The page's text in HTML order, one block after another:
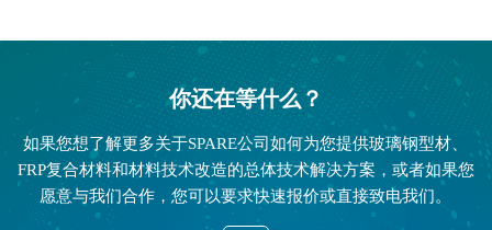
你还在等什么？
如果您想了解更多关于SPARE公司如何为您提供玻璃钢型材、
FRP复合材料和材料技术改造的总体技术解决方案，或者如果您
愿意与我们合作，您可以要求快速报价或直接致电我们。